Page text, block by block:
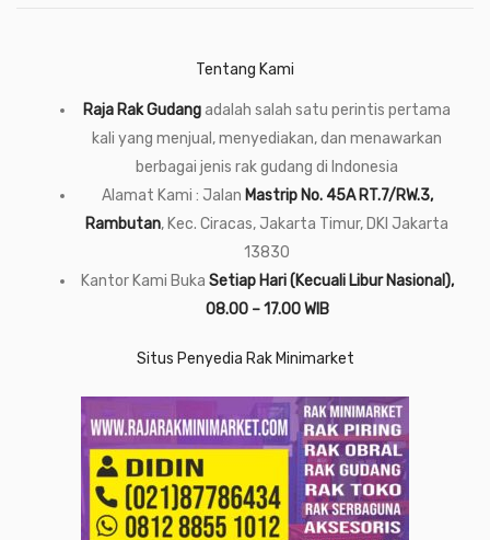
Tentang Kami
Raja Rak Gudangadalah salah satu perintis pertama
kali yang menjual, menyediakan, dan menawarkan
berbagai jenis rak gudang di Indonesia
Alamat Kami : Jalan Mastrip No. 45A RT.7/RW.3,
Rambutan, Kec. Ciracas, Jakarta Timur, DKI Jakarta
13830
Kantor Kami Buka Setiap Hari (Kecuali Libur Nasional),
08.00 – 17.00 WIB
Situs Penyedia Rak Minimarket